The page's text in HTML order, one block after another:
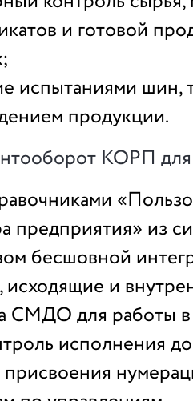
и готовой
испытаниями шин,
продукции.
КОРП
предприятия» из
бесшовной
исходящие и
СМДО для работы в
исполнения